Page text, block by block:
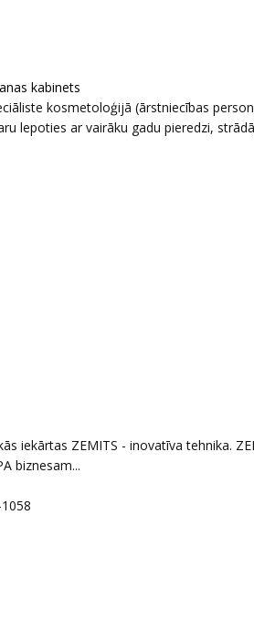
kabinets
kosmetoloģijā (ārstniecības
lepoties ar vairāku gadu pieredzi,
iekārtas ZEMITS - inovatīva tehnika.
biznesam...